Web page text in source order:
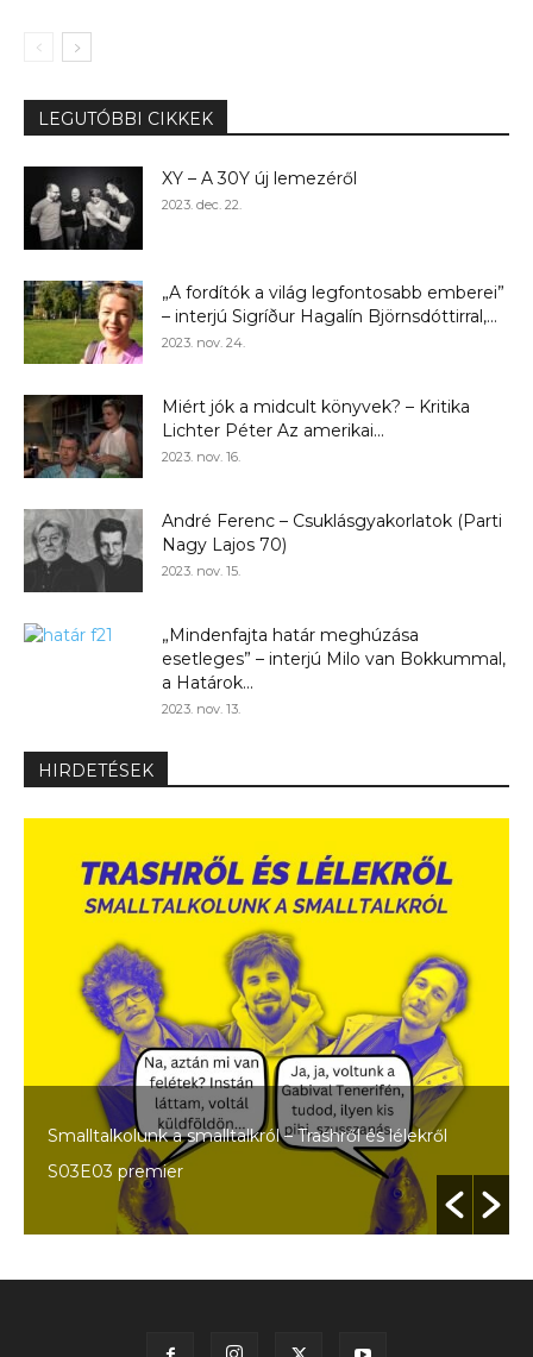
LEGUTÓBBI CIKKEK
XY – A 30Y új lemezéről
2023. dec. 22.
„A fordítók a világ legfontosabb emberei”
– interjú Sigríður Hagalín Björnsdóttirral,...
2023. nov. 24.
Miért jók a midcult könyvek? – Kritika
Lichter Péter Az amerikai...
2023. nov. 16.
André Ferenc – Csuklásgyakorlatok (Parti
Nagy Lajos 70)
2023. nov. 15.
„Mindenfajta határ meghúzása
esetleges” – interjú Milo van Bokkummal,
a Határok...
2023. nov. 13.
HIRDETÉSEK
Smalltalkolunk a smalltalkról – Trashről és lélekről
S03E03 premier